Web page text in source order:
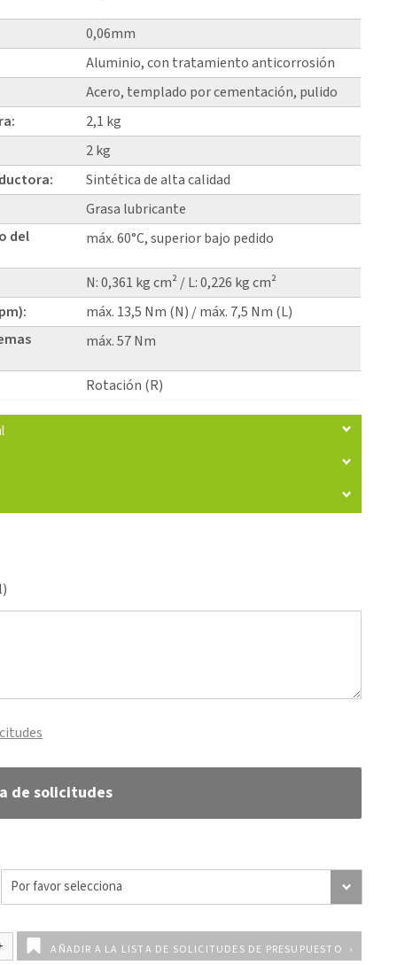
0,06mm
Aluminio, con tratamiento anticorrosión
Acero, templado por cementación, pulido
2,1 kg
2 kg
Sintética de alta calidad
Grasa lubricante
del
máx. 60°C, superior bajo pedido
N: 0,361 kg cm² / L: 0,226 kg cm²
máx. 13,5 Nm (N) / máx. 7,5 Nm (L)
máx. 57 Nm
Rotación (R)
de solicitudes
AÑADIR A LA LISTA DE SOLICITUDES DE PRESUPUESTO